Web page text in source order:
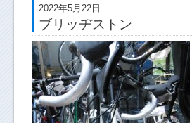
2022年5月22日
ブリッヂストン